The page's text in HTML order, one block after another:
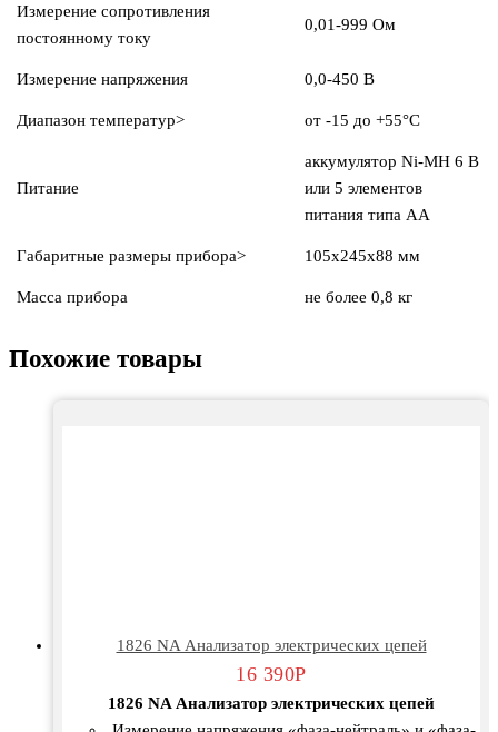
Измерение сопротивления
постоянному току
0,01-999 Ом
Измерение напряжения 0,0-450 В
Диапазон температур> от -15 до +55°С
Питание
аккумулятор Ni-MH 6 В
или 5 элементов
питания типа АА
Габаритные размеры прибора> 105х245х88 мм
Масса прибора не более 0,8 кг
Похожие товары
1826 NA Анализатор электрических цепей
16 390Р
1826 NA Анализатор электрических цепей